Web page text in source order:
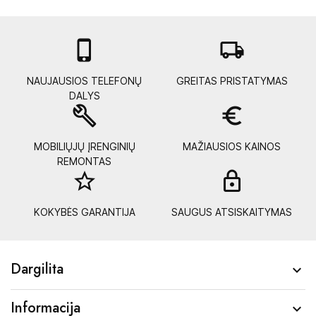

NAUJAUSIOS TELEFONŲ
DALYS
local_shipping
GREITAS PRISTATYMAS
build
MOBILIŲJŲ ĮRENGINIŲ
REMONTAS
euro_symbol
MAŽIAUSIOS KAINOS
star_border
KOKYBĖS GARANTIJA SAUGUS ATSISKAITYMAS
Dargilita 
Informacija 